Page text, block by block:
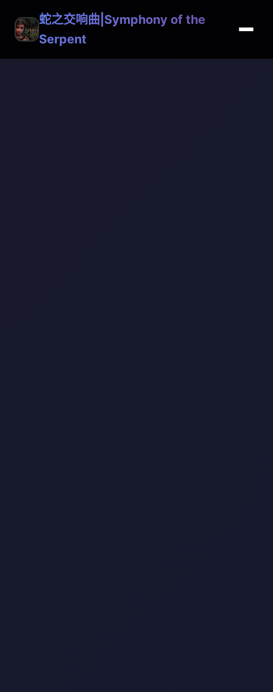
蛇之交响曲|Symphony of the
Serpent